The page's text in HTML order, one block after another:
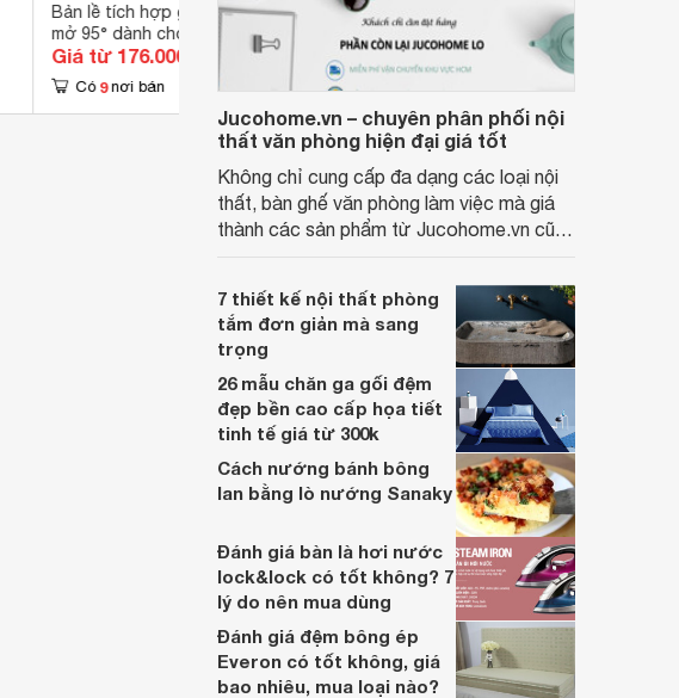
Bản lề tích hợp giảm chấn góc
mở 95° dành cho cửa khung
nhôm Blum 71B960A (Niken)
Giá từ 176.000 đ
Có 9 nơi bán
Bản lề tích hợp giảm chấn góc
mở 95°dành cho cửa dày 24 -
32mm Blum 71B9650
Giá từ 104.500 đ
Jucohome.vn – chuyên phân phối nội
thất văn phòng hiện đại giá tốt
Không chỉ cung cấp đa dạng các loại nội
thất, bàn ghế văn phòng làm việc mà giá
thành các sản phẩm từ Jucohome.vn cũng
7 thiết kế nội thất phòng
tắm đơn giản mà sang
trọng
26 mẫu chăn ga gối đệm
đẹp bền cao cấp họa tiết
tinh tế giá từ 300k
Cách nướng bánh bông
lan bằng lò nướng Sanaky
Đánh giá bàn là hơi nước
lock&lock có tốt không? 7
lý do nên mua dùng
Đánh giá đệm bông ép
Everon có tốt không, giá
bao nhiêu, mua loại nào?